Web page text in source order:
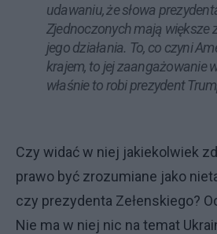
udawaniu, że słowa
Zjednoczonych mają większe
jego działania. To, co czyni
krajem, to jej zaangażowanie
właśnie to robi prezydent
Czy widać w niej jakiekolwiek
prawo być zrozumiane jako
czy prezydenta Zełenskiego?
Nie ma w niej nic na temat